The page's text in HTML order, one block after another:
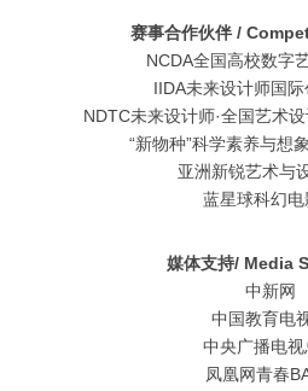
赛事合作伙伴 /
NCDA全国高校数字
IIDA未来设计师国
NDTC未来设计师·全国艺术
“新物种”科学素养与想
亚洲新锐艺术与
蓝星球科幻电
媒体支持/ Media
中新网
中国教育电
中央广播电视
凤凰网青春